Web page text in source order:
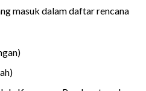
masuk dalam daftar rencana